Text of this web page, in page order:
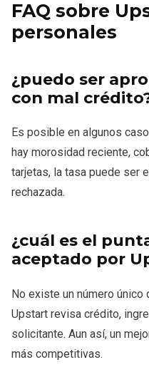
FAQ sobre
personales
¿puedo ser
con mal
Es posible en algunos
hay morosidad reciente,
tarjetas, la tasa puede ser
rechazada.
¿cuál es el
aceptado por
No existe un número único
Upstart revisa crédito,
solicitante. Aun así, un
más competitivas.